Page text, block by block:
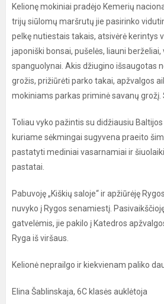
Kelionę mokiniai pradėjo Kemerių
trijų siūlomų maršrutų jie pasirinko
pelkę nutiestais takais, atsivėrė kerintys
japoniški bonsai, pušelės, liauni
spanguolynai. Akis džiugino išsaugotas
grožis, prižiūrėti parko takai, apžvalgos
mokiniams parkas priminė savanų grožį.
Toliau vyko pažintis su didžiausiu
kuriame sėkmingai sugyvena praeito
pastatyti mediniai vasarnamiai ir
pastatai.
Pabuvoję „Kiškių saloje“ ir apžiūrėję
nuvyko į Rygos senamiestį.
gatvelėmis, jie pakilo į Katedros
Ryga iš viršaus.
Kelionė neprailgo ir kiekvienam paliko
Elina Šablinskaja, 6C klasės auklėtoja